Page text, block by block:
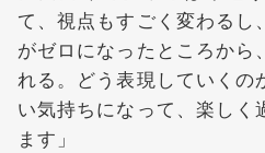
て、視点もすごく変わるし
がゼロになったところから
れる。どう表現していくの
い気持ちになって、楽しく
ます」